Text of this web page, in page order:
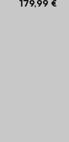
179,99 €